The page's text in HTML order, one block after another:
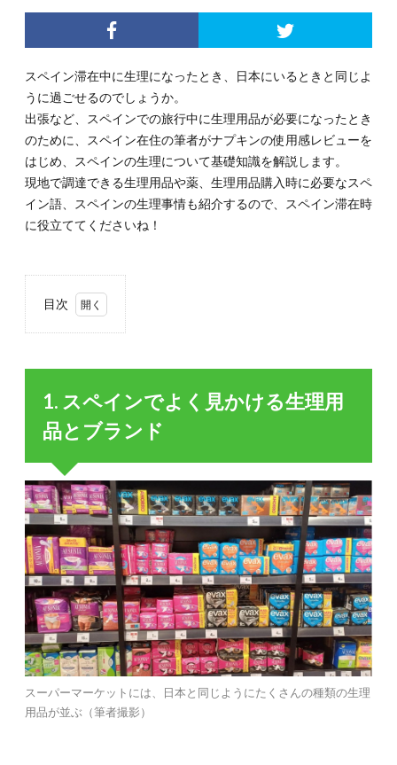
スペイン滞在中に生理になったとき、日本にいるときと同じよ
うに過ごせるのでしょうか。
出張など、スペインでの旅行中に生理用品が必要になったとき
のために、スペイン在住の筆者がナプキンの使用感レビューを
はじめ、スペインの生理について基礎知識を解説します。
現地で調達できる生理用品や薬、生理用品購入時に必要なスペ
イン語、スペインの生理事情も紹介するので、スペイン滞在時
に役立ててくださいね！
目次
1.
ペイ
よく
ける
用品
とブ
ラン
ド
1.1.
1-1. 生
理用ナ
プキン
ブラン
ド2つ
1.1.1.
1-
1-1.
バック
ス）】カラ
1. スペインでよく見かける生理用
品とブランド
スーパーマーケットには、日本と同じようにたくさんの種類の生理
用品が並ぶ（筆者撮影）